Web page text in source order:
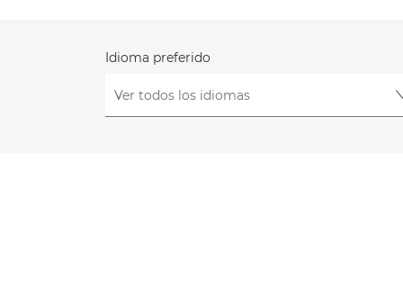
Idioma preferido